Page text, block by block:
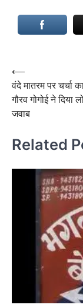
Post
navigation
⟵
वंदे मातरम पर चर्चा
गौरव गोगोई ने दिया
जवाब
Related